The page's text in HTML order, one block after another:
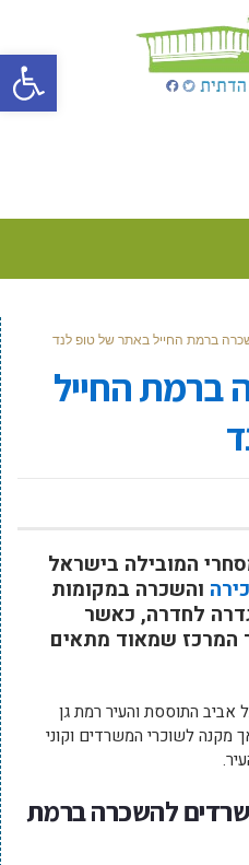
פתח
ברמת החייל באתר של טופ לנד
ברמת החייל
המובילה בישראל
והשכרה במקומות
לחדרה, כאשר
המרכז שמאוד מתאים
אביב התוססת והעיר רמת גן
מקנה לשוכרי המשרדים וקוני
להשכרה ברמת